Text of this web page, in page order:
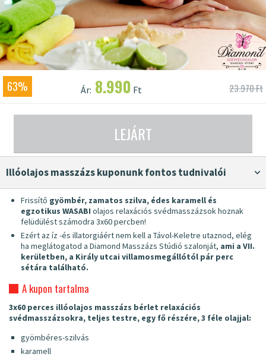
63% Ár: 8.990 Ft 23.970 Ft
LEJÁRT
illóolajos masszázs kuponunk fontos tudnivalói
Frissítő gyömbér, zamatos szilva, édes karamell és
egzotikus WASABI olajos relaxációs svédmasszázsok hoznak
felüdülést számodra 3x60 percben!
Ezért az íz -és illatorgiáért nem kell a Távol-Keletre utaznod, elég
ha meglátogatod a Diamond Masszázs Stúdió szalonját, ami a VII.
kerületben, a Király utcai villamosmegállótól pár perc
sétára található.
A kupon tartalma
3x60 perces illóolajos masszázs bérlet relaxációs
svédmasszázsokra, teljes testre, egy fő részére, 3 féle olajjal:
gyömbéres-szilvás
karamell